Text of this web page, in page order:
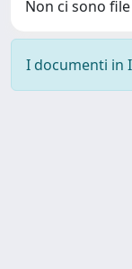
Non ci sono
I documenti in